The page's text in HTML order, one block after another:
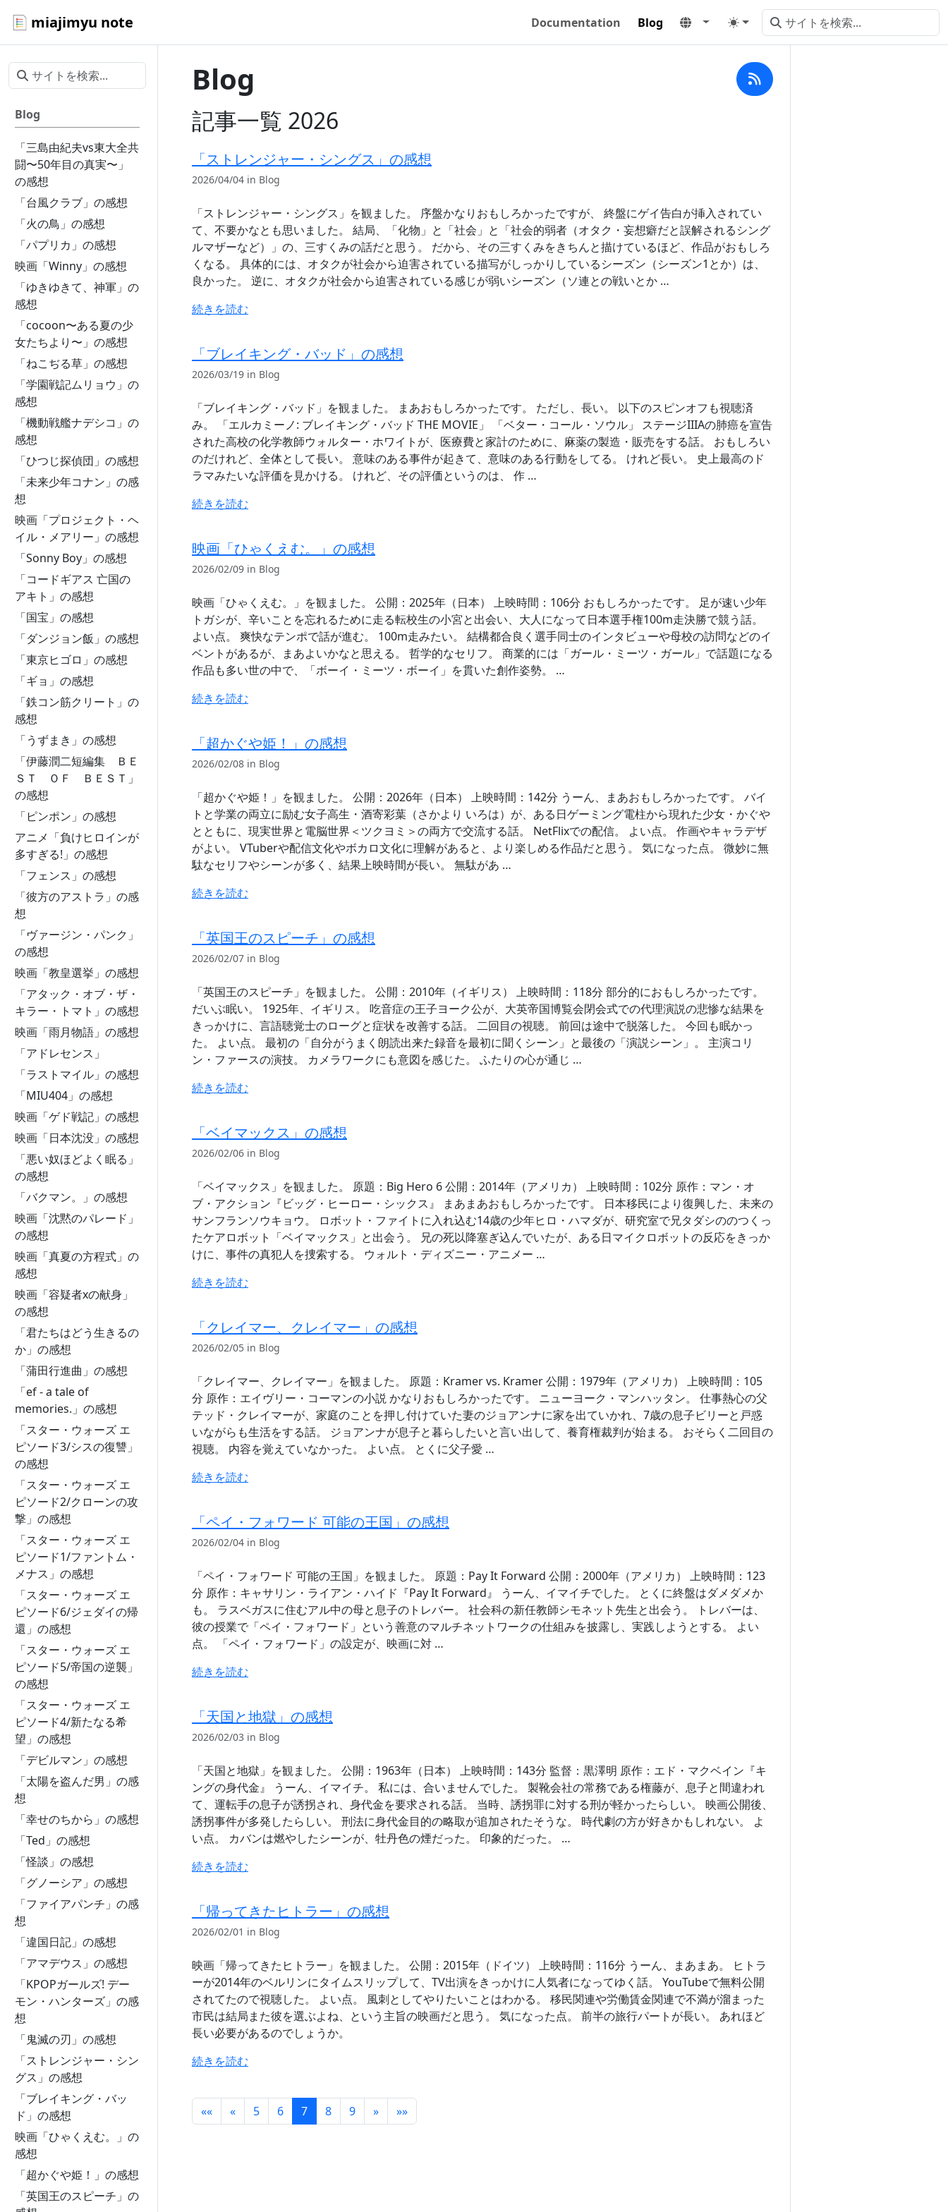
miajimyu note Documentation Blog
Blog
「三島由紀夫vs東大全共
闘〜50年目の真実〜」
の感想
「台風クラブ」の感想
「火の鳥」の感想
「パプリカ」の感想
映画「Winny」の感想
「ゆきゆきて、神軍」の
感想
「cocoon〜ある夏の少
女たちより〜」の感想
「ねこぢる草」の感想
「学園戦記ムリョウ」の
感想
「機動戦艦ナデシコ」の
感想
「ひつじ探偵団」の感想
「未来少年コナン」の感
想
映画「プロジェクト・ヘ
イル・メアリー」の感想
「Sonny Boy」の感想
「コードギアス 亡国の
アキト」の感想
「国宝」の感想
「ダンジョン飯」の感想
「東京ヒゴロ」の感想
「ギョ」の感想
「鉄コン筋クリート」の
感想
「うずまき」の感想
「伊藤潤二短編集 ＢＥ
ＳＴ ＯＦ ＢＥＳＴ」
の感想
「ピンポン」の感想
アニメ「負けヒロインが
多すぎる!」の感想
「フェンス」の感想
「彼方のアストラ」の感
想
「ヴァージン・パンク」
の感想
映画「教皇選挙」の感想
「アタック・オブ・ザ・
キラー・トマト」の感想
映画「雨月物語」の感想
「アドレセンス」
「ラストマイル」の感想
「MIU404」の感想
映画「ゲド戦記」の感想
映画「日本沈没」の感想
「悪い奴ほどよく眠る」
の感想
「バクマン。」の感想
映画「沈黙のパレード」
の感想
映画「真夏の方程式」の
感想
映画「容疑者xの献身」
の感想
「君たちはどう生きるの
か」の感想
「蒲田行進曲」の感想
「ef - a tale of
memories.」の感想
「スター・ウォーズ エ
ピソード3/シスの復讐」
の感想
「スター・ウォーズ エ
ピソード2/クローンの攻
撃」の感想
「スター・ウォーズ エ
ピソード1/ファントム・
メナス」の感想
「スター・ウォーズ エ
ピソード6/ジェダイの帰
還」の感想
「スター・ウォーズ エ
ピソード5/帝国の逆襲」
の感想
「スター・ウォーズ エ
ピソード4/新たなる希
望」の感想
「デビルマン」の感想
「太陽を盗んだ男」の感
想
「幸せのちから」の感想
「Ted」の感想
「怪談」の感想
「グノーシア」の感想
「ファイアパンチ」の感
想
「違国日記」の感想
「アマデウス」の感想
「KPOPガールズ! デー
モン・ハンターズ」の感
想
「鬼滅の刃」の感想
「ストレンジャー・シン
グス」の感想
「ブレイキング・バッ
ド」の感想
映画「ひゃくえむ。」の
感想
「超かぐや姫！」の感想
「英国王のスピーチ」の
Blog
記事一覧 2026
「ストレンジャー・シングス」の感想
2026/04/04 in Blog
「ストレンジャー・シングス」を観ました。 序盤かなりおもしろかったですが、 終盤にゲイ告白が挿入されてい
て、不要かなとも思いました。 結局、「化物」と「社会」と「社会的弱者（オタク・妄想癖だと誤解されるシング
ルマザーなど）」の、三すくみの話だと思う。 だから、その三すくみをきちんと描けているほど、作品がおもしろ
くなる。 具体的には、オタクが社会から迫害されている描写がしっかりしているシーズン（シーズン1とか）は、
良かった。 逆に、オタクが社会から迫害されている感じが弱いシーズン（ソ連との戦いとか …
続きを読む
「ブレイキング・バッド」の感想
2026/03/19 in Blog
「ブレイキング・バッド」を観ました。 まあおもしろかったです。 ただし、長い。 以下のスピンオフも視聴済
み。 「エルカミーノ: ブレイキング・バッド THE MOVIE」 「ベター・コール・ソウル」 ステージIIIAの肺癌を宣告
された高校の化学教師ウォルター・ホワイトが、医療費と家計のために、麻薬の製造・販売をする話。 おもしろい
のだけれど、全体として長い。 意味のある事件が起きて、意味のある行動をしてる。 けれど長い。 史上最高のド
ラマみたいな評価を見かける。 けれど、その評価というのは、 作 …
続きを読む
映画「ひゃくえむ。」の感想
2026/02/09 in Blog
映画「ひゃくえむ。」を観ました。 公開：2025年（日本） 上映時間：106分 おもしろかったです。 足が速い少年
トガシが、辛いことを忘れるために走る転校生の小宮と出会い、大人になって日本選手権100m走決勝で競う話。
よい点。 爽快なテンポで話が進む。 100m走みたい。 結構都合良く選手同士のインタビューや母校の訪問などのイ
ベントがあるが、まあよいかなと思える。 哲学的なセリフ。 商業的には「ガール・ミーツ・ガール」で話題になる
作品も多い世の中で、「ボーイ・ミーツ・ボーイ」を貫いた創作姿勢。 …
続きを読む
「超かぐや姫！」の感想
2026/02/08 in Blog
「超かぐや姫！」を観ました。 公開：2026年（日本） 上映時間：142分 うーん、まあおもしろかったです。 バイ
トと学業の両立に励む女子高生・酒寄彩葉（さかより いろは）が、ある日ゲーミング電柱から現れた少女・かぐや
とともに、現実世界と電脳世界＜ツクヨミ＞の両方で交流する話。 NetFlixでの配信。 よい点。 作画やキャラデザ
がよい。 VTuberや配信文化やボカロ文化に理解があると、より楽しめる作品だと思う。 気になった点。 微妙に無
駄なセリフやシーンが多く、結果上映時間が長い。 無駄があ …
続きを読む
「英国王のスピーチ」の感想
2026/02/07 in Blog
「英国王のスピーチ」を観ました。 公開：2010年（イギリス） 上映時間：118分 部分的におもしろかったです。
だいぶ眠い。 1925年、イギリス。 吃音症の王子ヨーク公が、大英帝国博覧会閉会式での代理演説の悲惨な結果を
きっかけに、言語聴覚士のローグと症状を改善する話。 二回目の視聴。 前回は途中で脱落した。 今回も眠かっ
た。 よい点。 最初の「自分がうまく朗読出来た録音を最初に聞くシーン」と最後の「演説シーン」。 主演コリ
ン・ファースの演技。 カメラワークにも意図を感じた。 ふたりの心が通じ …
続きを読む
「ベイマックス」の感想
2026/02/06 in Blog
「ベイマックス」を観ました。 原題：Big Hero 6 公開：2014年（アメリカ） 上映時間：102分 原作：マン・オ
ブ・アクション『ビッグ・ヒーロー・シックス』 まあまあおもしろかったです。 日本移民により復興した、未来の
サンフランソウキョウ。 ロボット・ファイトに入れ込む14歳の少年ヒロ・ハマダが、研究室で兄タダシののつくっ
たケアロボット「ベイマックス」と出会う。 兄の死以降塞ぎ込んでいたが、ある日マイクロボットの反応をきっか
けに、事件の真犯人を捜索する。 ウォルト・ディズニー・アニメー …
続きを読む
「クレイマー、クレイマー」の感想
2026/02/05 in Blog
「クレイマー、クレイマー」を観ました。 原題：Kramer vs. Kramer 公開：1979年（アメリカ） 上映時間：105
分 原作：エイヴリー・コーマンの小説 かなりおもしろかったです。 ニューヨーク・マンハッタン。 仕事熱心の父
テッド・クレイマーが、家庭のことを押し付けていた妻のジョアンナに家を出ていかれ、7歳の息子ビリーと戸惑
いながらも生活をする話。 ジョアンナが息子と暮らしたいと言い出して、養育権裁判が始まる。 おそらく二回目の
視聴。 内容を覚えていなかった。 よい点。 とくに父子愛 …
続きを読む
「ペイ・フォワード 可能の王国」の感想
2026/02/04 in Blog
「ペイ・フォワード 可能の王国」を観ました。 原題：Pay It Forward 公開：2000年（アメリカ） 上映時間：123
分 原作：キャサリン・ライアン・ハイド『Pay It Forward』 うーん、イマイチでした。 とくに終盤はダメダメか
も。 ラスベガスに住むアル中の母と息子のトレバー。 社会科の新任教師シモネット先生と出会う。 トレバーは、
彼の授業で「ペイ・フォワード」という善意のマルチネットワークの仕組みを披露し、実践しようとする。 よい
点。 「ペイ・フォワード」の設定が、映画に対 …
続きを読む
「天国と地獄」の感想
2026/02/03 in Blog
「天国と地獄」を観ました。 公開：1963年（日本） 上映時間：143分 監督：黒澤明 原作：エド・マクベイン『キ
ングの身代金』 うーん、イマイチ。 私には、合いませんでした。 製靴会社の常務である権藤が、息子と間違われ
て、運転手の息子が誘拐され、身代金を要求される話。 当時、誘拐罪に対する刑が軽かったらしい。 映画公開後、
誘拐事件が多発したらしい。 刑法に身代金目的の略取が追加されたそうな。 時代劇の方が好きかもしれない。 よ
い点。 カバンは燃やしたシーンが、牡丹色の煙だった。 印象的だった。 …
続きを読む
「帰ってきたヒトラー」の感想
2026/02/01 in Blog
映画「帰ってきたヒトラー」を観ました。 公開：2015年（ドイツ） 上映時間：116分 うーん、まあまあ。 ヒトラ
ーが2014年のベルリンにタイムスリップして、TV出演をきっかけに人気者になってゆく話。 YouTubeで無料公開
されてたので視聴した。 よい点。 風刺としてやりたいことはわかる。 移民関連や労働賃金関連で不満が溜まった
市民は結局また彼を選ぶよね、という主旨の映画だと思う。 気になった点。 前半の旅行パートが長い。 あれほど
長い必要があるのでしょうか。
続きを読む
«« « 5 6 7 8 9 » »»